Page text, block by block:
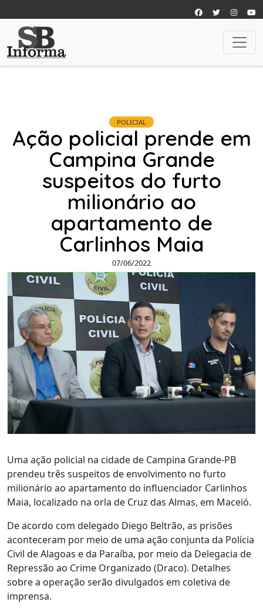
POLICIAL
Ação policial prende em
Campina Grande
suspeitos do furto
milionário ao
apartamento de
Carlinhos Maia
07/06/2022
Uma ação policial na cidade de Campina Grande-PB
prendeu três suspeitos de envolvimento no furto
milionário ao apartamento do influenciador Carlinhos
Maia, localizado na orla de Cruz das Almas, em Maceió.
De acordo com delegado Diego Beltrão, as prisões
aconteceram por meio de uma ação conjunta da Polícia
Civil de Alagoas e da Paraíba, por meio da Delegacia de
Repressão ao Crime Organizado (Draco). Detalhes
sobre a operação serão divulgados em coletiva de
imprensa.